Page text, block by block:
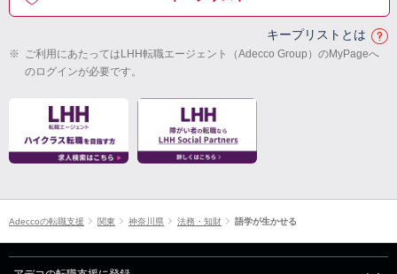
キープリストとは
※ ご利用にあたってはLHH転職エージェント（Adecco Group）のMyPageへ
のログインが必要です。
Adeccoの転職支援 関東 神奈川県 法務・知財 語学が生かせる